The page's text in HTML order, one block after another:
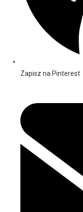
Zapisz na Pinterest